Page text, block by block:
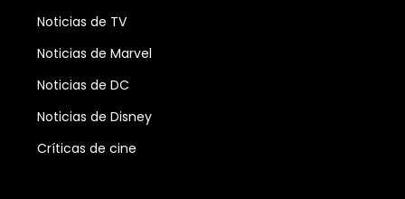
Noticias de TV
Noticias de Marvel
Noticias de DC
Noticias de Disney
Críticas de cine